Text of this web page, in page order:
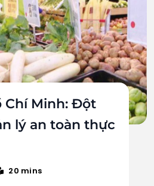
Chí Minh: Đột
lý an toàn thực
20 mins